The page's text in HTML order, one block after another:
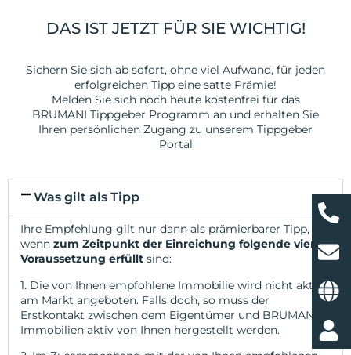
DAS IST JETZT FÜR SIE WICHTIG!
Sichern Sie sich ab sofort, ohne viel Aufwand, für jeden
erfolgreichen Tipp eine satte Prämie!
Melden Sie sich noch heute kostenfrei für das
BRUMANI Tippgeber Programm an und erhalten Sie
Ihren persönlichen Zugang zu unserem Tippgeber
Portal
Was gilt als Tipp
Ihre Empfehlung gilt nur dann als prämierbarer Tipp,
wenn zum Zeitpunkt der Einreichung folgende vier
Voraussetzung erfüllt sind:
1. Die von Ihnen empfohlene Immobilie wird nicht aktiv
am Markt angeboten. Falls doch, so muss der
Erstkontakt zwischen dem Eigentümer und BRUMANI
Immobilien aktiv von Ihnen hergestellt werden.